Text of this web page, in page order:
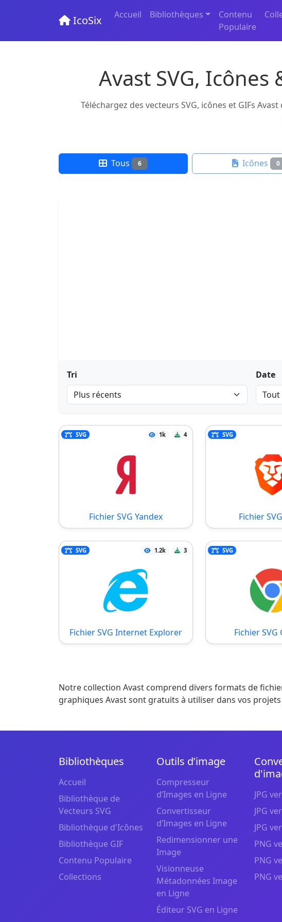
IcoSix Accueil Bibliothèques
Contenu
Populaire
Avast SVG,
Téléchargez des vecteurs SVG, icônes et GIFs
Tous 6 Icônes 0
Tri Date
SVG 1k 4
Fichier SVG Yandex
SVG
Fichier
SVG 1.2k 3
Fichier SVG Internet Explorer
SVG
Fichier SVG
Notre collection Avast comprend divers formats de
graphiques Avast sont gratuits à utiliser dans vos
Bibliothèques
Accueil
Bibliothèque de
Vecteurs SVG
Bibliothèque d'Icônes
Bibliothèque GIF
Contenu Populaire
Collections
Outils d’image
Compresseur
d’Images en Ligne
Convertisseur
d’Images en Ligne
Redimensionner une
Image
Visionneuse
Métadonnées Image
en Ligne
Éditeur SVG en Ligne
JPG
JPG
JPG
PNG
PNG
PNG